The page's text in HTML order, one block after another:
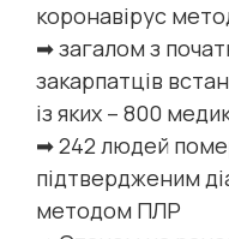
коронавірус
➡ загалом з
закарпатців
із яких – 800
➡ 242 людей
підтвердженим
методом ПЛР